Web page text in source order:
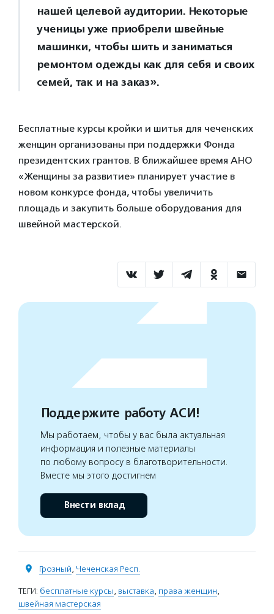
нашей целевой аудитории. Некоторые
ученицы уже приобрели швейные
машинки, чтобы шить и заниматься
ремонтом одежды как для себя и своих
семей, так и на заказ».
Бесплатные курсы кройки и шитья для чеченских
женщин организованы при поддержки Фонда
президентских грантов. В ближайшее время АНО
«Женщины за развитие» планирует участие в
новом конкурсе фонда, чтобы увеличить
площадь и закупить больше оборудования для
швейной мастерской.
Поддержите работу АСИ!
Мы работаем, чтобы у вас была актуальная
информация и полезные материалы
по любому вопросу в благотворительности.
Вместе мы этого достигнем
Внести вклад
Грозный, Чеченская Респ.
ТЕГИ: бесплатные курсы, выставка, права женщин,
швейная мастерская